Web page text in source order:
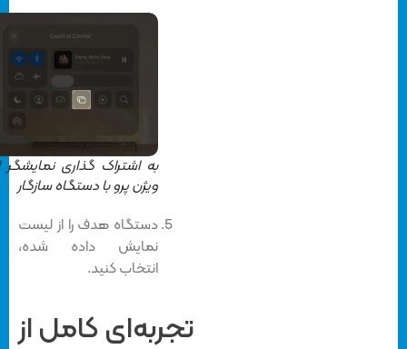
به اشتراک گذاری نمایشگر اپل
ویژن پرو با دستگاه سازگار
دستگاه هدف را از لیست
نمایش داده شده،
‌انتخاب کنید.
تجربه‌ای کامل از